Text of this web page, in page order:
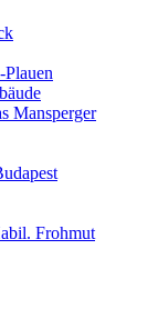
Mansperger
Frohmut